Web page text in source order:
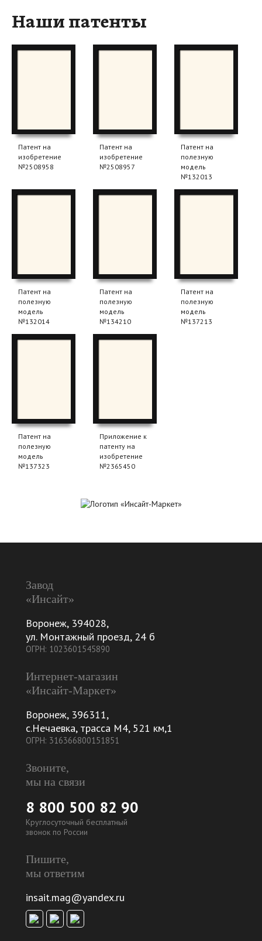
Наши патенты
Патент на
изобретение
№2508958
Патент на
изобретение
№2508957
Патент на
полезную
модель
№132013
Патент на
полезную
модель
№132014
Патент на
полезную
модель
№134210
Патент на
полезную
модель
№137213
Патент на
полезную
модель
№137323
Приложение к
патенту на
изобретение
№2365450
Завод
«Инсайт»
Воронеж, 394028,
ул. Монтажный проезд, 24 б
ОГРН: 1023601545890
Интернет-магазин
«Инсайт-Маркет»
Воронеж, 396311,
с.Нечаевка, трасса М4, 521 км,1
ОГРН: 316366800151851
Звоните,
мы на связи
8 800 500 82 90
Круглосуточный бесплатный
звонок по России
Пишите,
мы ответим
insait.mag@yandex.ru